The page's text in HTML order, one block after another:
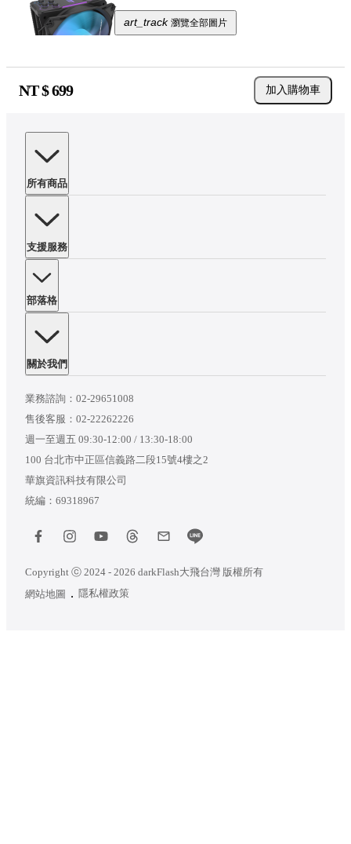
art_track 瀏覽全部圖片
NT $699 加入購物車
所有商品
支援服務
部落格
關於我們
業務諮詢： 02-29651008
售後客服： 02-22262226
週一至週五 09:30-12:00 / 13:30-18:00
100 台北市中正區信義路二段15號4樓之2
華旗資訊科技有限公司
統編：69318967
Copyright ⓒ 2024 - 2026 darkFlash大飛台灣 版權所有
網站地圖
隱私權政策